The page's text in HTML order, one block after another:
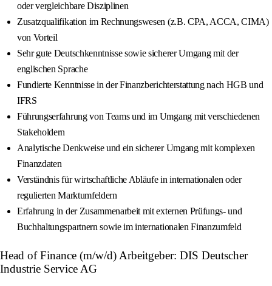
oder vergleichbare Disziplinen
Zusatzqualifikation im Rechnungswesen (z.B. CPA, ACCA, CIMA)
von Vorteil
Sehr gute Deutschkenntnisse sowie sicherer Umgang mit der
englischen Sprache
Fundierte Kenntnisse in der Finanzberichterstattung nach HGB und
IFRS
Führungserfahrung von Teams und im Umgang mit verschiedenen
Stakeholdern
Analytische Denkweise und ein sicherer Umgang mit komplexen
Finanzdaten
Verständnis für wirtschaftliche Abläufe in internationalen oder
regulierten Marktumfeldern
Erfahrung in der Zusammenarbeit mit externen Prüfungs- und
Buchhaltungspartnern sowie im internationalen Finanzumfeld
Head of Finance (m/w/d) Arbeitgeber: DIS Deutscher
Industrie Service AG